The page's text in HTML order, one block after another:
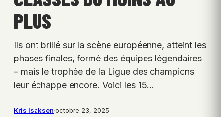
PLUS
Ils ont brillé sur la scène européenne, atteint les
phases finales, formé des équipes légendaires
– mais le trophée de la Ligue des champions
leur échappe encore. Voici les 15…
Kris Isaksen·octobre 23, 2025